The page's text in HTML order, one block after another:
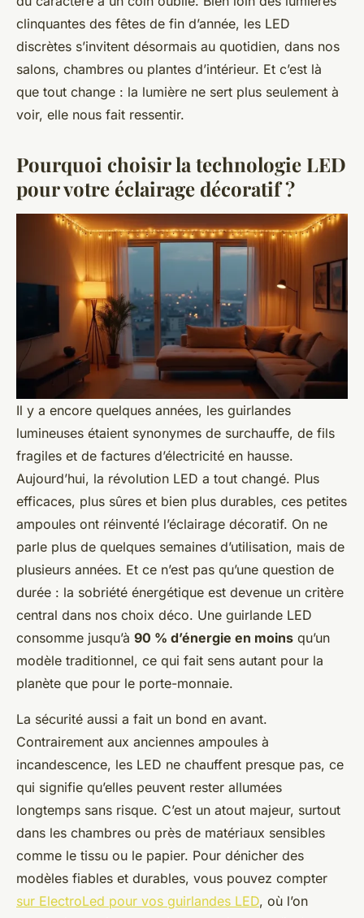
clinquantes des fêtes de fin d’année, les LED
discrètes s’invitent désormais au quotidien, dans nos
salons, chambres ou plantes d’intérieur. Et c’est là
que tout change : la lumière ne sert plus seulement à
voir, elle nous fait ressentir.
Pourquoi choisir la technologie LED
pour votre éclairage décoratif ?
Il y a encore quelques années, les guirlandes
lumineuses étaient synonymes de surchauffe, de fils
fragiles et de factures d’électricité en hausse.
Aujourd’hui, la révolution LED a tout changé. Plus
efficaces, plus sûres et bien plus durables, ces petites
ampoules ont réinventé l’éclairage décoratif. On ne
parle plus de quelques semaines d’utilisation, mais de
plusieurs années. Et ce n’est pas qu’une question de
durée : la sobriété énergétique est devenue un critère
central dans nos choix déco. Une guirlande LED
consomme jusqu’à 90 % d’énergie en moins qu’un
modèle traditionnel, ce qui fait sens autant pour la
planète que pour le porte-monnaie.
La sécurité aussi a fait un bond en avant.
Contrairement aux anciennes ampoules à
incandescence, les LED ne chauffent presque pas, ce
qui signifie qu’elles peuvent rester allumées
longtemps sans risque. C’est un atout majeur, surtout
dans les chambres ou près de matériaux sensibles
comme le tissu ou le papier. Pour dénicher des
modèles fiables et durables, vous pouvez compter
sur ElectroLed pour vos guirlandes LED, où l’on